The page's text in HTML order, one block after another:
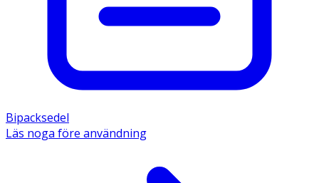
Bipacksedel
Läs noga före användning